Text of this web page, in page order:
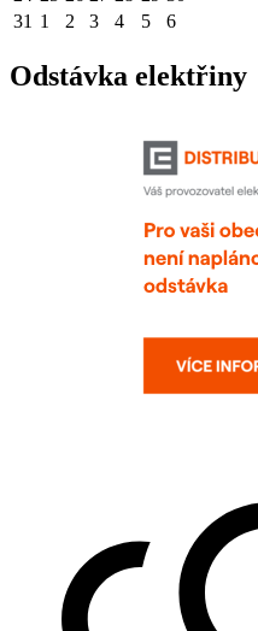
31 1 2 3 4 5 6
Odstávka elektřiny